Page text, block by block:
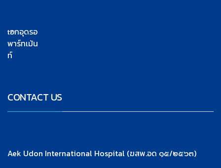
เอกอุดรอ
พาร์ทเม้น
ท์
CONTACT US
Aek Udon International Hospital (ฆสพ.อด ๑๕/๒๕๖๓)